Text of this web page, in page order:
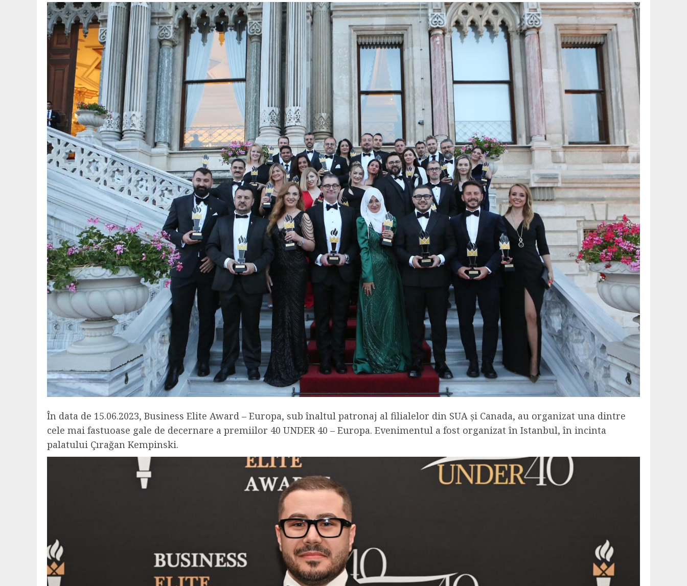
În data de 15.06.2023, Business Elite Award – Europa, sub înaltul patronaj al filialelor din SUA și Canada, au organizat una dintre
cele mai fastuoase gale de decernare a premiilor 40 UNDER 40 – Europa. Evenimentul a fost organizat în Istanbul, în incinta
palatului Çırağan Kempinski.